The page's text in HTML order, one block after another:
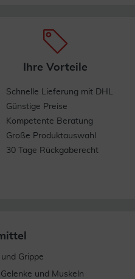
Ihre Vorteile
Schnelle Lieferung mit DHL
Günstige Preise
Kompetente Beratung
Große Produktauswahl
30 Tage Rückgaberecht
Grippe
und Muskeln